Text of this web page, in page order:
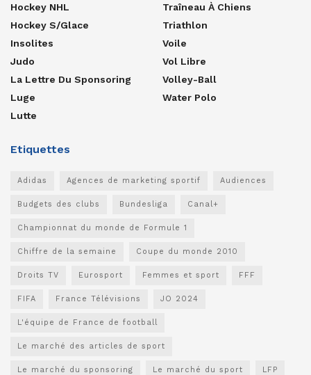
Hockey NHL
Hockey S/glace
Insolites
Judo
La Lettre Du Sponsoring
Luge
Lutte
Traîneau À Chiens
Triathlon
Voile
Vol Libre
Volley-Ball
Water Polo
Etiquettes
Adidas Agences de marketing sportif Audiences
Budgets des clubs Bundesliga Canal+
Championnat du monde de Formule 1
Chiffre de la semaine Coupe du monde 2010
Droits TV Eurosport Femmes et sport FFF
FIFA France Télévisions JO 2024
L'équipe de France de football
Le marché des articles de sport
Le marché du sponsoring Le marché du sport LFP